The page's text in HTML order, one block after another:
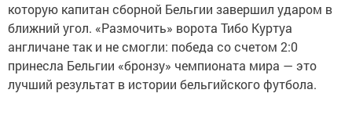
которую капитан сборной Бельгии завершил ударом в
ближний угол. «Размочить» ворота Тибо Куртуа
англичане так и не смогли: победа со счетом 2:0
принесла Бельгии «бронзу» чемпионата мира — это
лучший результат в истории бельгийского футбола.